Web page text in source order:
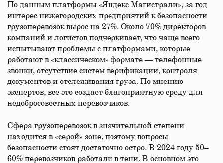
По данным платформы «Яндекс Магистрали», за год
интерес нижегородских предприятий к безопасности
грузоперевозок вырос на 27%. Около 70% директоров
компаний и логистов подчеркивает, что чаще всего
испытывают проблемы с платформами, которые
работают в «классическом» формате — телефонные
звонки, отсутствие систем верификации, контроля
документов и отслеживания груза. По мнению
экспертов, все это создает благоприятную среду для
недобросовестных перевозчиков.
Сфера грузоперевозок в значительной степени
находится в «серой» зоне, поэтому вопросы
безопасности стоят достаточно остро. В 2024 году 50–
60% перевозчиков работали в тени. В основном это